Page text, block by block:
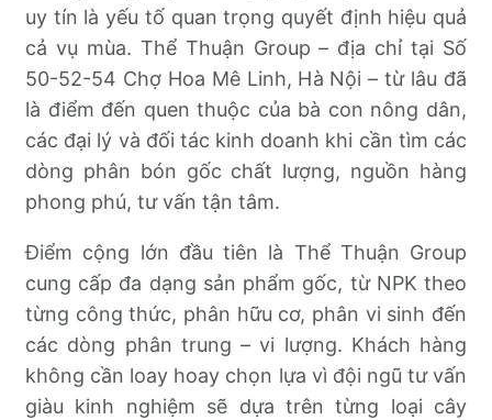
uy tín là yếu tố quan trọng quyết định hiệu quả
cả vụ mùa. Thể Thuận Group – địa chỉ tại Số
50-52-54 Chợ Hoa Mê Linh, Hà Nội – từ lâu đã
là điểm đến quen thuộc của bà con nông dân,
các đại lý và đối tác kinh doanh khi cần tìm các
dòng phân bón gốc chất lượng, nguồn hàng
phong phú, tư vấn tận tâm.
Điểm cộng lớn đầu tiên là Thể Thuận Group
cung cấp đa dạng sản phẩm gốc, từ NPK theo
từng công thức, phân hữu cơ, phân vi sinh đến
các dòng phân trung – vi lượng. Khách hàng
không cần loay hoay chọn lựa vì đội ngũ tư vấn
giàu kinh nghiệm sẽ dựa trên từng loại cây